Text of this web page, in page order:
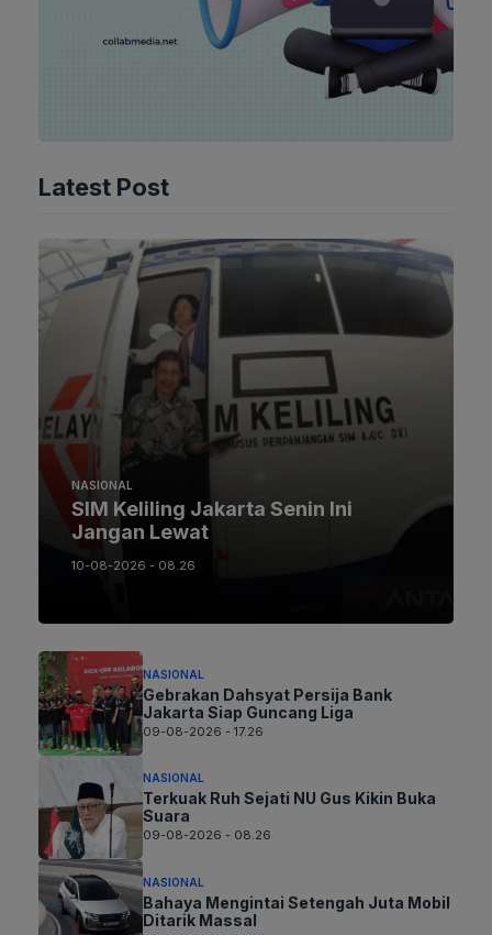
Latest Post
NASIONAL
SIM Keliling Jakarta Senin Ini
Jangan Lewat
10-08-2026 - 08.26
NASIONAL
Gebrakan Dahsyat Persija Bank
Jakarta Siap Guncang Liga
09-08-2026 - 17.26
NASIONAL
Terkuak Ruh Sejati NU Gus Kikin Buka
Suara
09-08-2026 - 08.26
NASIONAL
Bahaya Mengintai Setengah Juta Mobil
Ditarik Massal